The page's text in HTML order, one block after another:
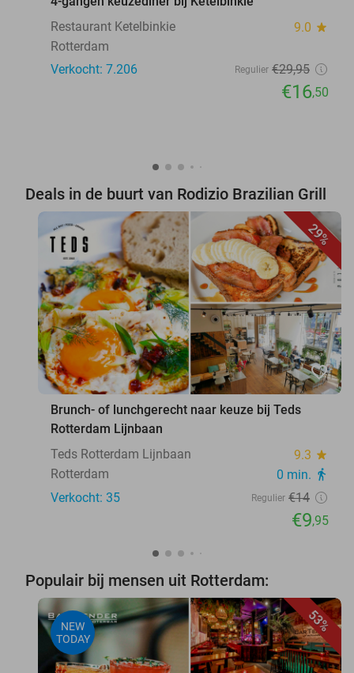
Restaurant Ketelbinkie
9.0 star
Rotterdam
Verkocht: 7.206
Regulier €29,95
€16,50
Deals in de buurt van Rodizio Brazilian Grill
29%
favorite_border
Brunch- of lunchgerecht naar keuze bij Teds
Rotterdam Lijnbaan
Teds Rotterdam Lijnbaan
9.3 star
Rotterdam 0 min. directions_walk
Verkocht: 35 Regulier €14
€9,95
Populair bij mensen uit Rotterdam:
53%
NEW
TODAY